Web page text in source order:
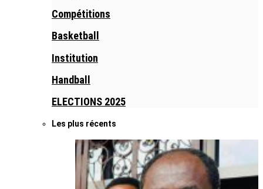
Compétitions
Basketball
Institution
Handball
ELECTIONS 2025
Les plus récents